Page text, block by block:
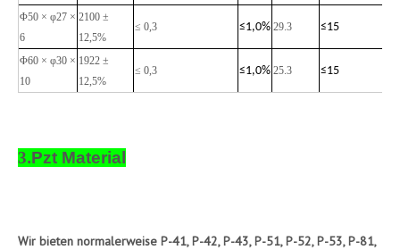
Φ50 × φ27 ×
6
2100 ±
12,5%
≤ 0,3 ≤1,0% 29.3 ≤15
Φ60 × φ30 ×
10
1922 ±
12,5%
≤ 0,3 ≤1,0% 25.3 ≤15
3.Pzt Material
Wir bieten normalerweise P-41, P-42, P-43, P-51, P-52, P-53, P-81,